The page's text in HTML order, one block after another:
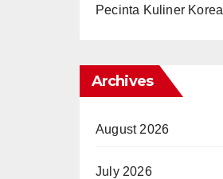
Pecinta Kuliner Korea
Archives
August 2026
July 2026